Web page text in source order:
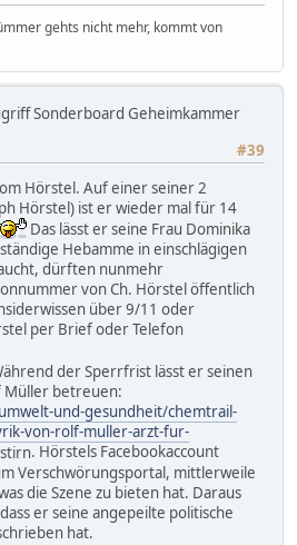
gehts nicht mehr, kommt von
Sonderboard Geheimkammer
#39
Hörstel. Auf einer seiner 2
Hörstel) ist er wieder mal für 14
Das lässt er seine Frau Dominika
Hebamme in einschlägigen
dürften nunmehr
von Ch. Hörstel öffentlich
über 9/11 oder
per Brief oder Telefon
der Sperrfrist lässt er seinen
Müller betreuen:
und-gesundheit/chemtrail-
von-rolf-muller-arzt-fur-
. Hörstels Facebookaccount
Verschwörungsportal, mittlerweile
die Szene zu bieten hat. Daraus
er seine angepeilte politische
hat.